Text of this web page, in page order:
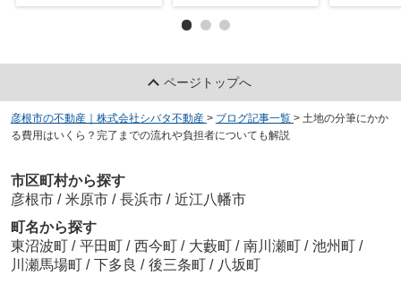
ページトップへ
彦根市の不動産｜株式会社シバタ不動産 > ブログ記事一覧 > 土地の分筆にかか
る費用はいくら？完了までの流れや負担者についても解説
市区町村から探す
彦根市 / 米原市 / 長浜市 / 近江八幡市
町名から探す
東沼波町 / 平田町 / 西今町 / 大藪町 / 南川瀬町 / 池州町 /
川瀬馬場町 / 下多良 / 後三条町 / 八坂町